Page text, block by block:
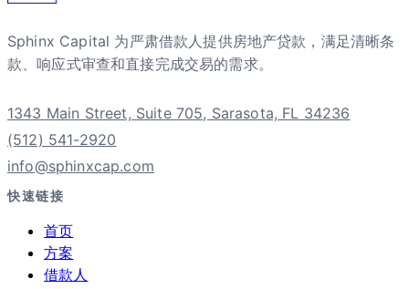
Sphinx Capital 为严肃借款人提供房地产贷款，满足清晰条
款、响应式审查和直接完成交易的需求。
1343 Main Street, Suite 705, Sarasota, FL 34236
(512) 541-2920
info@sphinxcap.com
快速链接
首页
方案
借款人